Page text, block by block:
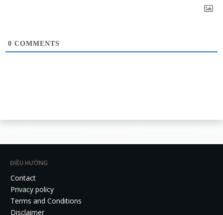
0 COMMENTS
ĐIỀU HƯỚNG
Contact
Privacy policy
Terms and Conditions
Disclaimer